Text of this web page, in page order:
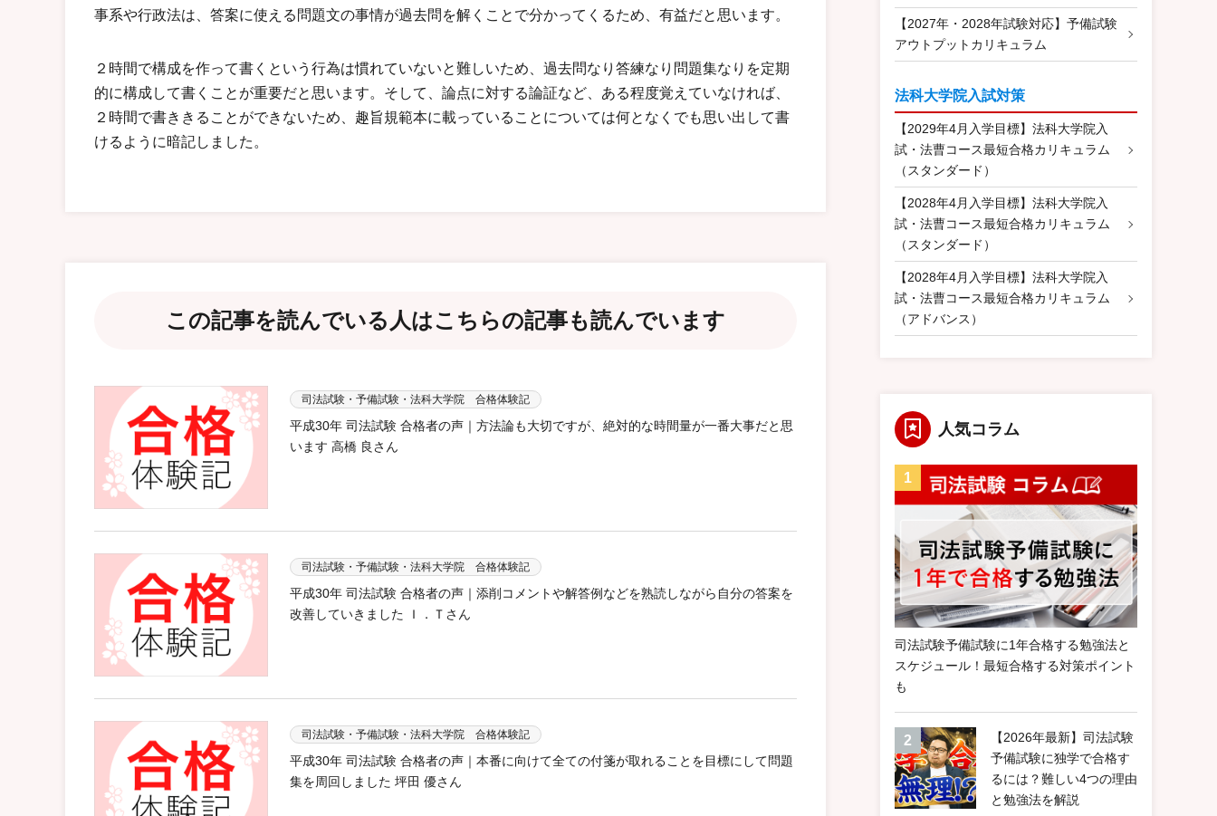
事系や行政法は、答案に使える問題文の事情が過去問を解くことで分かってくるため、有益だと思います。
２時間で構成を作って書くという行為は慣れていないと難しいため、過去問なり答練なり問題集なりを定期
的に構成して書くことが重要だと思います。そして、論点に対する論証など、ある程度覚えていなければ、
２時間で書ききることができないため、趣旨規範本に載っていることについては何となくでも思い出して書
けるように暗記しました。
この記事を読んでいる人はこちらの記事も読んでいます
司法試験・予備試験・法科大学院 合格体験記
平成30年 司法試験 合格者の声｜方法論も大切ですが、絶対的な時間量が一番大事だと思
います 高橋 良さん
司法試験・予備試験・法科大学院 合格体験記
平成30年 司法試験 合格者の声｜添削コメントや解答例などを熟読しながら自分の答案を
改善していきました Ｉ．Ｔさん
司法試験・予備試験・法科大学院 合格体験記
平成30年 司法試験 合格者の声｜本番に向けて全ての付箋が取れることを目標にして問題
集を周回しました 坪田 優さん
【2027年・2028年試験対応】予備試験
アウトプットカリキュラム
法科大学院入試対策
【2029年4月入学目標】法科大学院入
試・法曹コース最短合格カリキュラム
（スタンダード）
【2028年4月入学目標】法科大学院入
試・法曹コース最短合格カリキュラム
（スタンダード）
【2028年4月入学目標】法科大学院入
試・法曹コース最短合格カリキュラム
（アドバンス）
人気コラム
司法試験予備試験に1年合格する勉強法と
スケジュール！最短合格する対策ポイント
も
【2026年最新】司法試験
予備試験に独学で合格す
るには？難しい4つの理由
と勉強法を解説